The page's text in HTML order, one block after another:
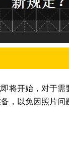
将开始，对于
，以免因照片问